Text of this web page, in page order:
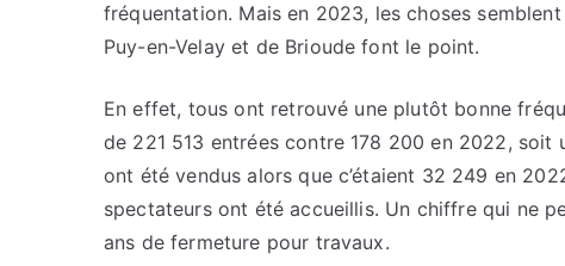
fréquentation. Mais en 2023, les choses
Puy-en-Velay et de Brioude font le point.
En effet, tous ont retrouvé une plutôt bonne
de 221 513 entrées contre 178 200 en 2022, soit
ont été vendus alors que c’étaient 32 249 en
spectateurs ont été accueillis. Un chiffre qui ne
ans de fermeture pour travaux.